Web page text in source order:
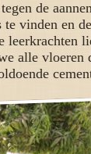
de
te vinden en
leerkrachten
alle vloeren